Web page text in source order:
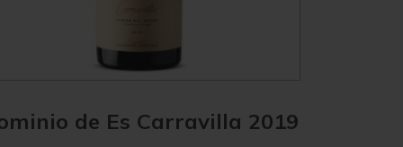
de Es Carravilla 2019